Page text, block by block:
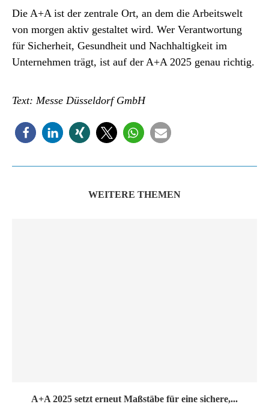
Die A+A ist der zentrale Ort, an dem die Arbeitswelt
von morgen aktiv gestaltet wird. Wer Verantwortung
für Sicherheit, Gesundheit und Nachhaltigkeit im
Unternehmen trägt, ist auf der A+A 2025 genau richtig.
Text: Messe Düsseldorf GmbH
WEITERE THEMEN
A+A 2025 setzt erneut Maßstäbe für eine sichere,...